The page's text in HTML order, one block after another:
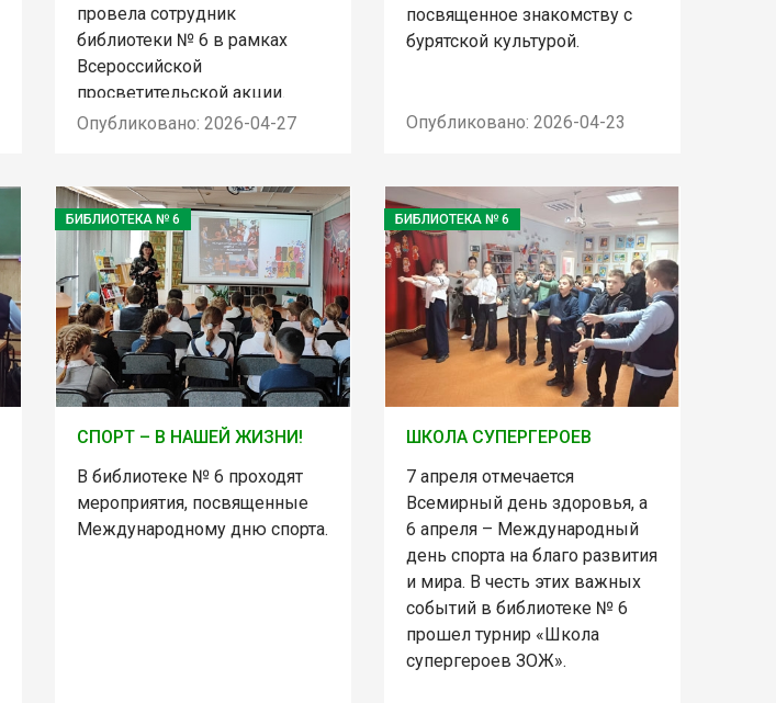
провела сотрудник
библиотеки № 6 в рамках
Всероссийской
просветительской акции.
Опубликовано: 2026-04-27
посвященное знакомству с
бурятской культурой.
Опубликовано: 2026-04-23
БИБЛИОТЕКА № 6
СПОРТ – В НАШЕЙ ЖИЗНИ!
В библиотеке № 6 проходят
мероприятия, посвященные
Международному дню спорта.
БИБЛИОТЕКА № 6
ШКОЛА СУПЕРГЕРОЕВ
7 апреля отмечается
Всемирный день здоровья, а
6 апреля – Международный
день спорта на благо развития
и мира. В честь этих важных
событий в библиотеке № 6
прошел турнир «Школа
супергероев ЗОЖ».